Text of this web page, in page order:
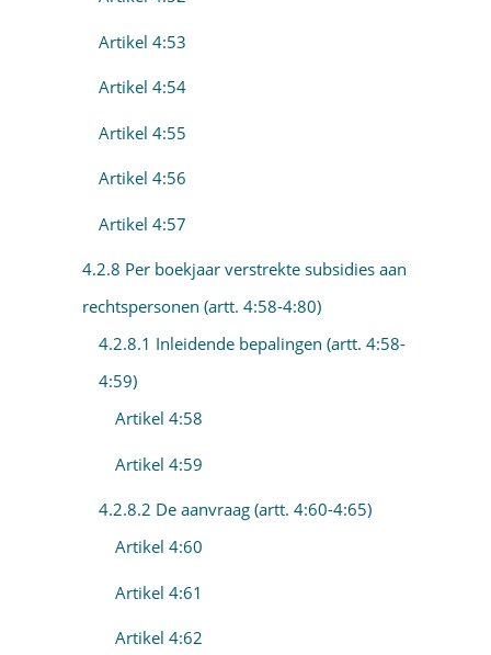
Artikel 4:53
Artikel 4:54
Artikel 4:55
Artikel 4:56
Artikel 4:57
4.2.8 Per boekjaar verstrekte subsidies aan
rechtspersonen (artt. 4:58-4:80)
4.2.8.1 Inleidende bepalingen (artt. 4:58-
4:59)
Artikel 4:58
Artikel 4:59
4.2.8.2 De aanvraag (artt. 4:60-4:65)
Artikel 4:60
Artikel 4:61
Artikel 4:62